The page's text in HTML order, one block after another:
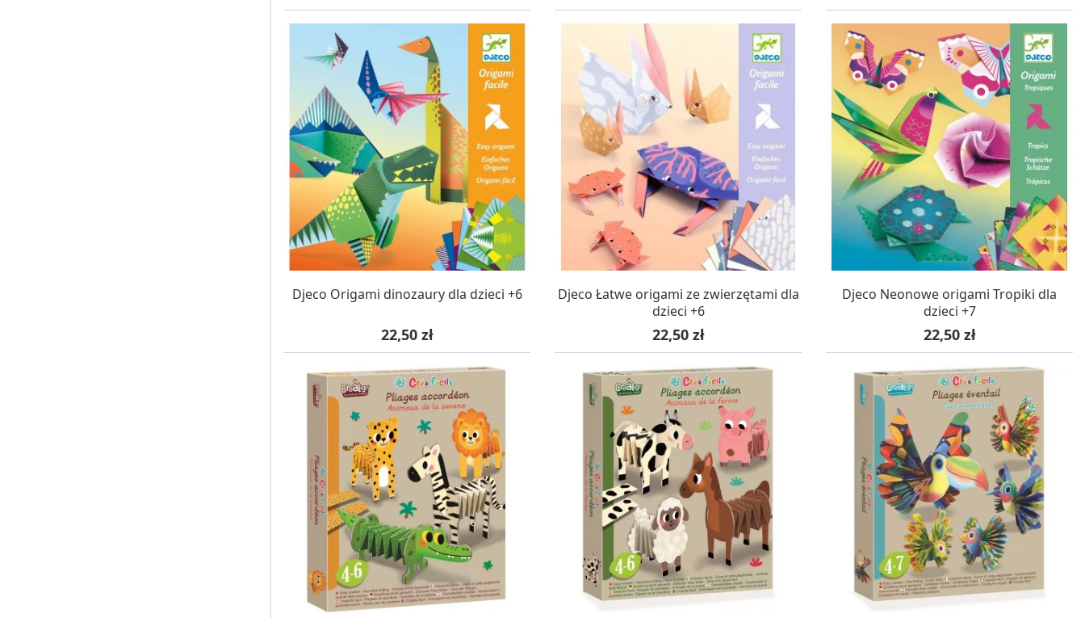
W MAGAZYNIE, DOSTAWA 24H
Djeco Origami dinozaury dla dzieci +6
Cena
22,50 zł
W MAGAZYNIE, DOSTAWA 24H
Djeco Łatwe origami ze zwierzętami dla
dzieci +6
Cena
22,50 zł
W MAGAZYNIE, DOSTAWA 24H
Djeco Neonowe origami Tropiki dla
dzieci +7
Cena
22,50 zł